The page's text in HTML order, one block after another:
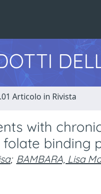
Articolo in Rivista
with
binding
; BAMBARA, Lisa